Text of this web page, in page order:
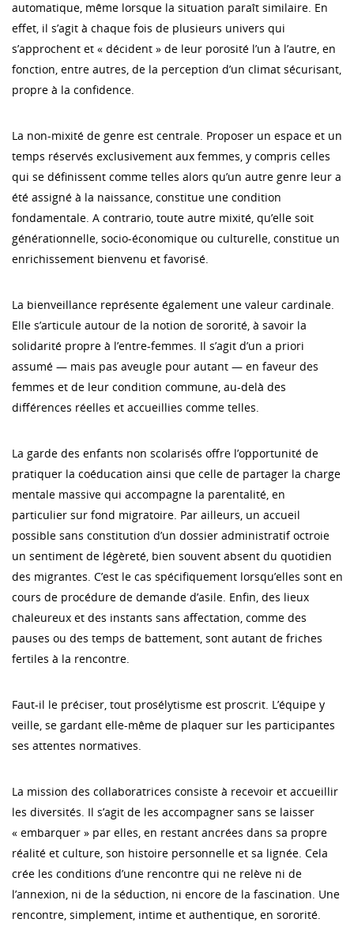
automatique, même lorsque la situation paraît similaire. En
effet, il s’agit à chaque fois de plusieurs univers qui
s’approchent et « décident » de leur porosité l’un à l’autre, en
fonction, entre autres, de la perception d’un climat sécurisant,
propre à la confidence.
La non-mixité de genre est centrale. Proposer un espace et un
temps réservés exclusivement aux femmes, y compris celles
qui se définissent comme telles alors qu’un autre genre leur a
été assigné à la naissance, constitue une condition
fondamentale. A contrario, toute autre mixité, qu’elle soit
générationnelle, socio-économique ou culturelle, constitue un
enrichissement bienvenu et favorisé.
La bienveillance représente également une valeur cardinale.
Elle s’articule autour de la notion de sororité, à savoir la
solidarité propre à l’entre-femmes. Il s’agit d’un a priori
assumé — mais pas aveugle pour autant — en faveur des
femmes et de leur condition commune, au-delà des
différences réelles et accueillies comme telles.
La garde des enfants non scolarisés offre l’opportunité de
pratiquer la coéducation ainsi que celle de partager la charge
mentale massive qui accompagne la parentalité, en
particulier sur fond migratoire. Par ailleurs, un accueil
possible sans constitution d’un dossier administratif octroie
un sentiment de légèreté, bien souvent absent du quotidien
des migrantes. C’est le cas spécifiquement lorsqu’elles sont en
cours de procédure de demande d’asile. Enfin, des lieux
chaleureux et des instants sans affectation, comme des
pauses ou des temps de battement, sont autant de friches
fertiles à la rencontre.
Faut-il le préciser, tout prosélytisme est proscrit. L’équipe y
veille, se gardant elle-même de plaquer sur les participantes
ses attentes normatives.
La mission des collaboratrices consiste à recevoir et accueillir
les diversités. Il s’agit de les accompagner sans se laisser
« embarquer » par elles, en restant ancrées dans sa propre
réalité et culture, son histoire personnelle et sa lignée. Cela
crée les conditions d’une rencontre qui ne relève ni de
l’annexion, ni de la séduction, ni encore de la fascination. Une
rencontre, simplement, intime et authentique, en sororité.